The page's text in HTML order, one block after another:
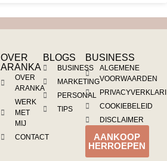
OVER
ARANKA
OVER
ARANKA
WERK
MET
MIJ
CONTACT
BLOGS
BUSINESS
MARKETING
PERSONAL
TIPS
BUSINESS
ALGEMENE
VOORWAARDEN
COOKIEBELEID
DISCLAIMER
AANKOOP
HERROEPEN